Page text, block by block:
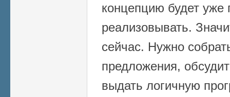
концепцию будет уже
реализовывать.
сейчас. Нужно
предложения,
выдать логичную